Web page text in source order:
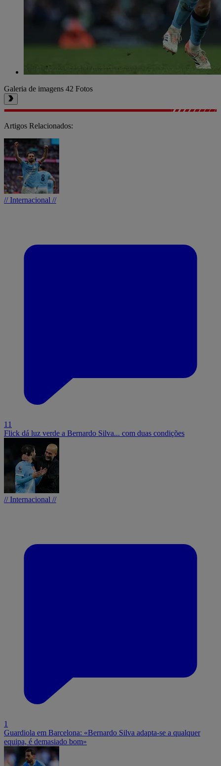
Galeria de imagens 42 Fotos
Artigos Relacionados:
// Internacional //
11
Flick dá luz verde a Bernardo Silva... com duas condições
// Internacional //
1
Guardiola em Barcelona: «Bernardo Silva adapta-se a qualquer
equipa, é demasiado bom»